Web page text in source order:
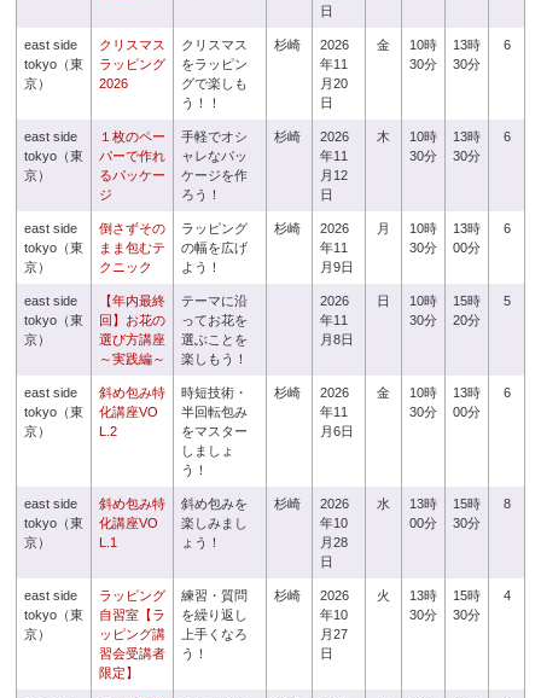
日
east side
tokyo（東
京）
クリスマス
ラッピング
2026
クリスマス
をラッピン
グで楽しも
う！！
杉崎
2026
年11
月20
日
金
10時
30分
13時
30分
6
east side
tokyo（東
京）
１枚のペー
パーで作れ
るパッケー
ジ
手軽でオシ
ャレなパッ
ケージを作
ろう！
杉崎
2026
年11
月12
日
木
10時
30分
13時
30分
6
east side
tokyo（東
京）
倒さずその
まま包むテ
クニック
ラッピング
の幅を広げ
よう！
杉崎
2026
年11
月9日
月
10時
30分
13時
00分
6
east side
tokyo（東
京）
【年内最終
回】お花の
選び方講座
～実践編～
テーマに沿
ってお花を
選ぶことを
楽しもう！
2026
年11
月8日
日
10時
30分
15時
20分
5
east side
tokyo（東
京）
斜め包み特
化講座VO
L.2
時短技術・
半回転包み
をマスター
しましょ
う！
杉崎
2026
年11
月6日
金
10時
30分
13時
00分
6
east side
tokyo（東
京）
斜め包み特
化講座VO
L.1
斜め包みを
楽しみまし
ょう！
杉崎
2026
年10
月28
日
水
13時
00分
15時
30分
8
east side
tokyo（東
京）
ラッピング
自習室【ラ
ッピング講
習会受講者
限定】
練習・質問
を繰り返し
上手くなろ
う！
杉崎
2026
年10
月27
日
火
13時
30分
15時
30分
4